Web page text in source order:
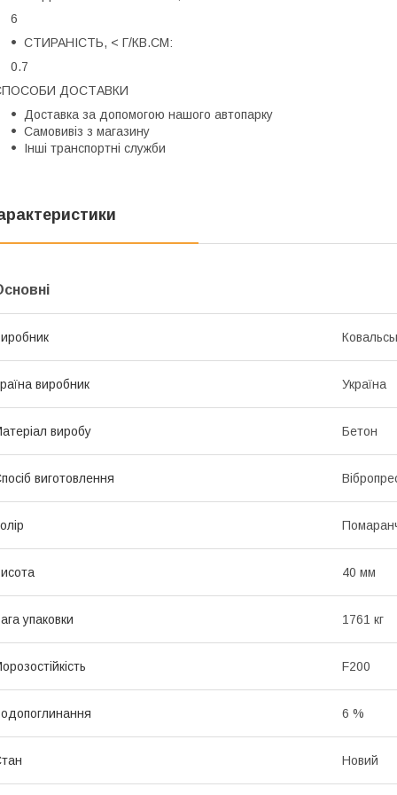
6
СТИРАНІСТЬ, < Г/КВ.СМ:
0.7
ДОСТАВКИ
Доставка за допомогою нашого автопарку
Самовивіз з магазину
Інші транспортні служби
виробник Україна
виробу Бетон
виготовлення
40 мм
упаковки 1761 кг
F200
6 %
Новий